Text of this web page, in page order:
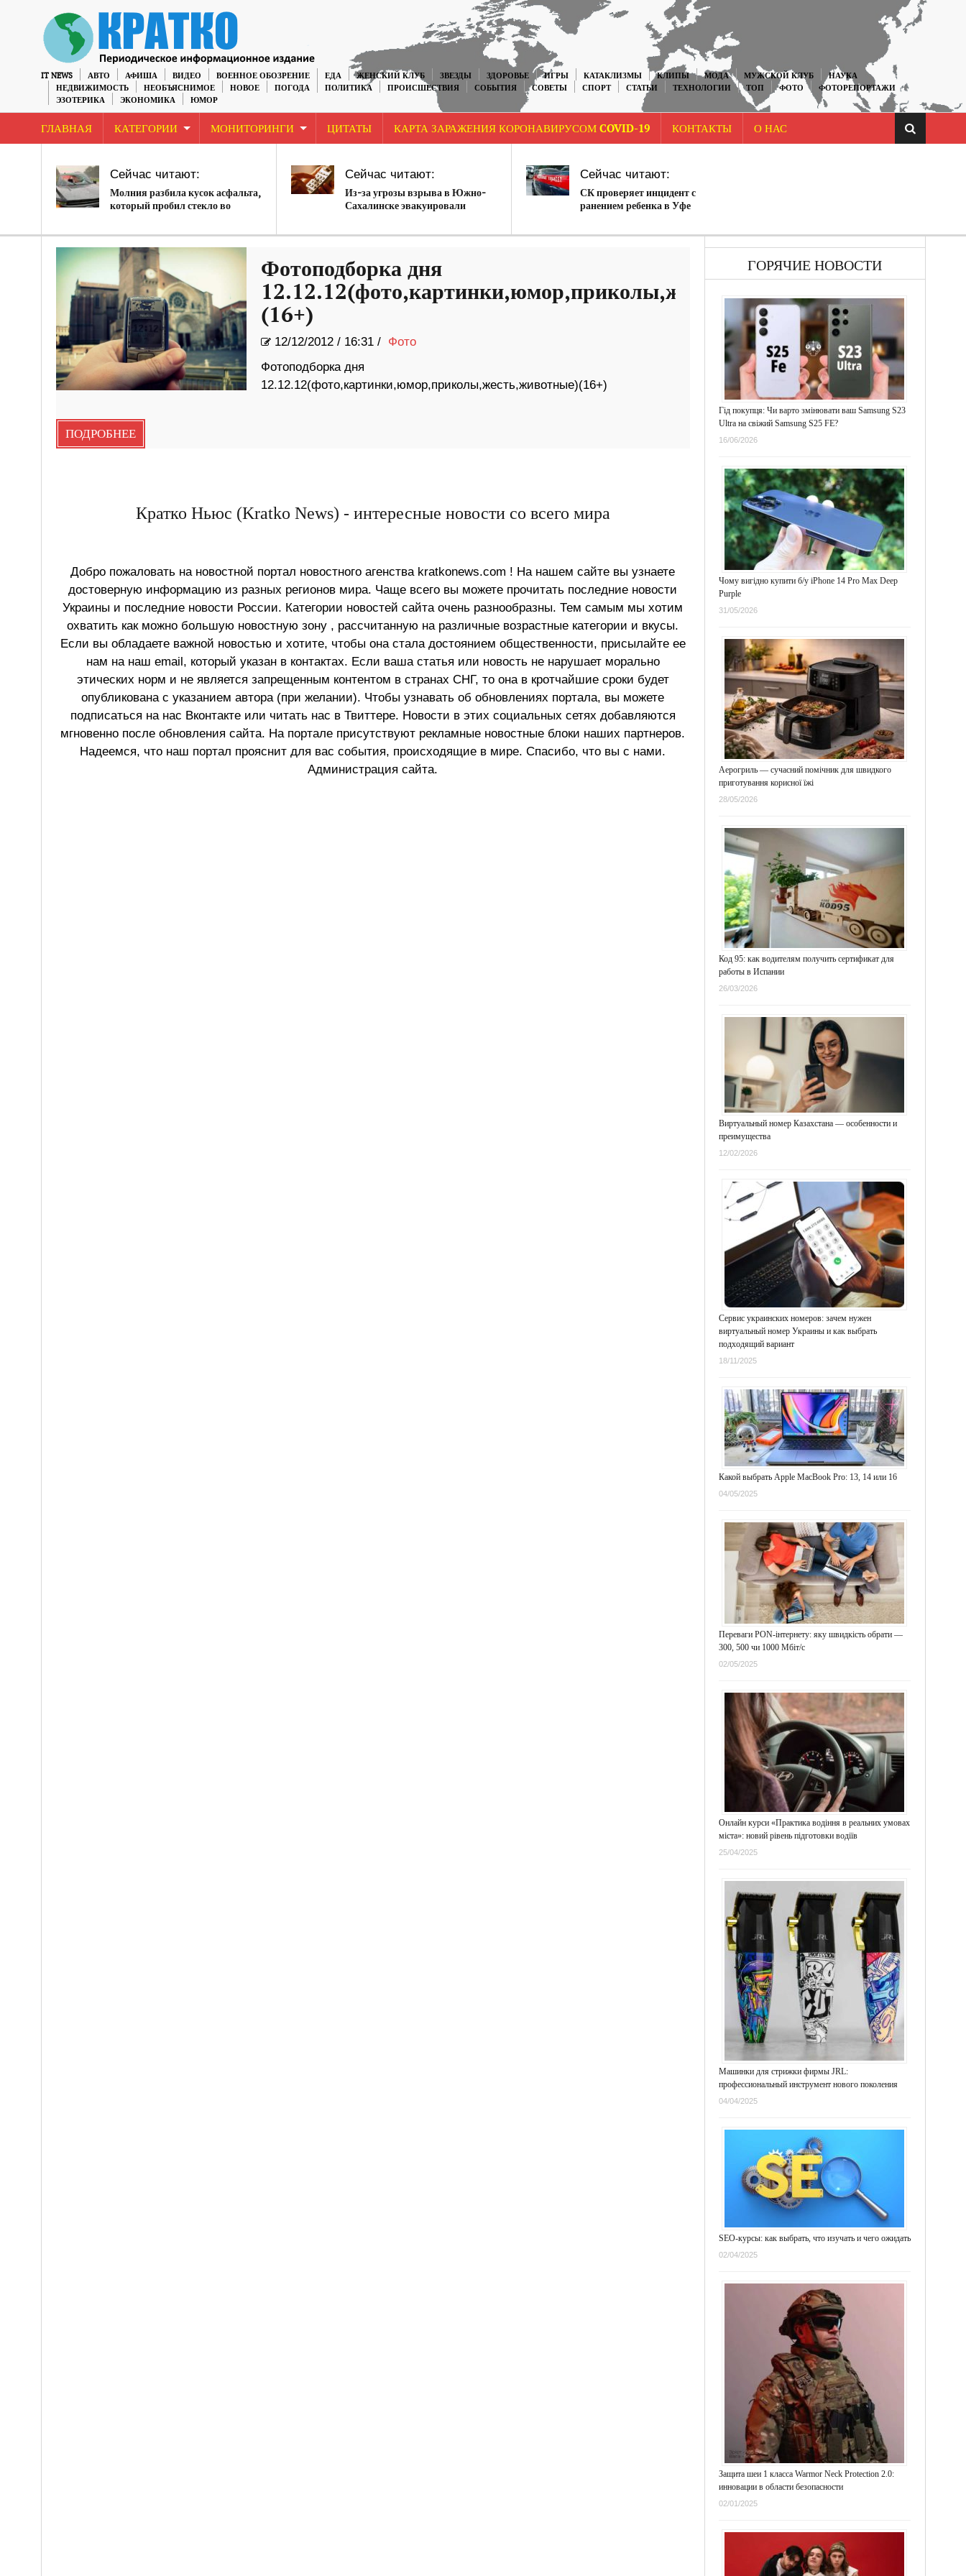
IT NEWS АВТО АФИША ВИДЕО ВОЕННОЕ ОБОЗРЕНИЕ ЕДА ЖЕНСКИЙ КЛУБ ЗВЕЗДЫ ЗДОРОВЬЕ ИГРЫ КАТАКЛИЗМЫ КЛИПЫ МОДА МУЖСКОЙ КЛУБ
НАУКА
НЕДВИЖИМОСТЬ
НЕОБЪЯСНИМОЕ НОВОЕ ПОГОДА ПОЛИТИКА ПРОИСШЕСТВИЯ СОБЫТИЯ СОВЕТЫ СПОРТ СТАТЬИ ТЕХНОЛОГИИ ТОП ФОТО
ФОТОРЕПОРТАЖИ
ЭЗОТЕРИКА
ЭКОНОМИКА ЮМОР
ГЛАВНАЯ КАТЕГОРИИ МОНИТОРИНГИ ЦИТАТЫ КАРТА ЗАРАЖЕНИЯ КОРОНАВИРУСОМ COVID-19 КОНТАКТЫ О НАС
Сейчас читают:
Молния разбила кусок асфальта,
который пробил стекло во
Сейчас читают:
Из-за угрозы взрыва в Южно-
Сахалинске эвакуировали
Сейчас читают:
СК проверяет инцидент с
ранением ребенка в Уфе
Фотоподборка дня
12.12.12(фото,картинки,юмор,приколы,жесть,животные)
(16+)
12/12/2012/ 16:31 / Фото
Фотоподборка дня
12.12.12(фото,картинки,юмор,приколы,жесть,животные)(16+)
ПОДРОБНЕЕ
Кратко Ньюс (Kratko News) - интересные новости со всего мира
Добро пожаловать на новостной портал новостного агенства kratkonews.com ! На нашем сайте вы узнаете
достоверную информацию из разных регионов мира. Чаще всего вы можете прочитать последние новости
Украины и последние новости России. Категории новостей сайта очень разнообразны. Тем самым мы хотим
охватить как можно большую новостную зону , рассчитанную на различные возрастные категории и вкусы.
Если вы обладаете важной новостью и хотите, чтобы она стала достоянием общественности, присылайте ее
нам на наш email, который указан в контактах. Если ваша статья или новость не нарушает морально
этических норм и не является запрещенным контентом в странах СНГ, то она в кротчайшие сроки будет
опубликована с указанием автора (при желании). Чтобы узнавать об обновлениях портала, вы можете
подписаться на нас Вконтакте или читать нас в Твиттере. Новости в этих социальных сетях добавляются
мгновенно после обновления сайта. На портале присутствуют рекламные новостные блоки наших партнеров.
Надеемся, что наш портал прояснит для вас события, происходящие в мире. Спасибо, что вы с нами.
Администрация сайта.
ГОРЯЧИЕ НОВОСТИ
Гід покупця: Чи варто змінювати ваш Samsung S23
Ultra на свіжий Samsung S25 FE?
16/06/2026
Чому вигідно купити б/у iPhone 14 Pro Max Deep
Purple
31/05/2026
Аерогриль — сучасний помічник для швидкого
приготування корисної їжі
28/05/2026
Код 95: как водителям получить сертификат для
работы в Испании
26/03/2026
Виртуальный номер Казахстана — особенности и
преимущества
12/02/2026
Сервис украинских номеров: зачем нужен
виртуальный номер Украины и как выбрать
подходящий вариант
18/11/2025
Какой выбрать Apple MacBook Pro: 13, 14 или 16
04/05/2025
Переваги PON-інтернету: яку швидкість обрати —
300, 500 чи 1000 Мбіт/с
02/05/2025
Онлайн курси «Практика водіння в реальних умовах
міста»: новий рівень підготовки водіїв
25/04/2025
Машинки для стрижки фирмы JRL:
профессиональный инструмент нового поколения
04/04/2025
SEO-курсы: как выбрать, что изучать и чего ожидать
02/04/2025
Защита шеи 1 класса Warmor Neck Protection 2.0:
инновации в области безопасности
02/01/2025